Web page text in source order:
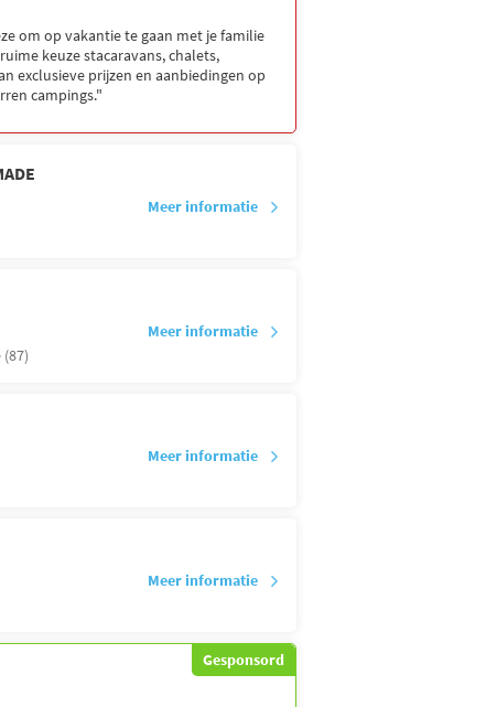
om op vakantie te gaan met je familie
keuze stacaravans, chalets,
exclusieve prijzen en aanbiedingen op
campings."
Meer informatie
Meer informatie
Meer informatie
Meer informatie
Gesponsord